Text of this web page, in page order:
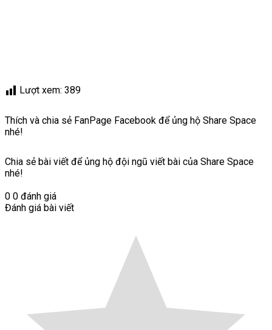
Lượt xem: 389
Thích và chia sẻ FanPage Facebook để ủng hộ Share Space
nhé!
Chia sẻ bài viết để ủng hộ đội ngũ viết bài của Share Space
nhé!
0 0 đánh giá
Đánh giá bài viết